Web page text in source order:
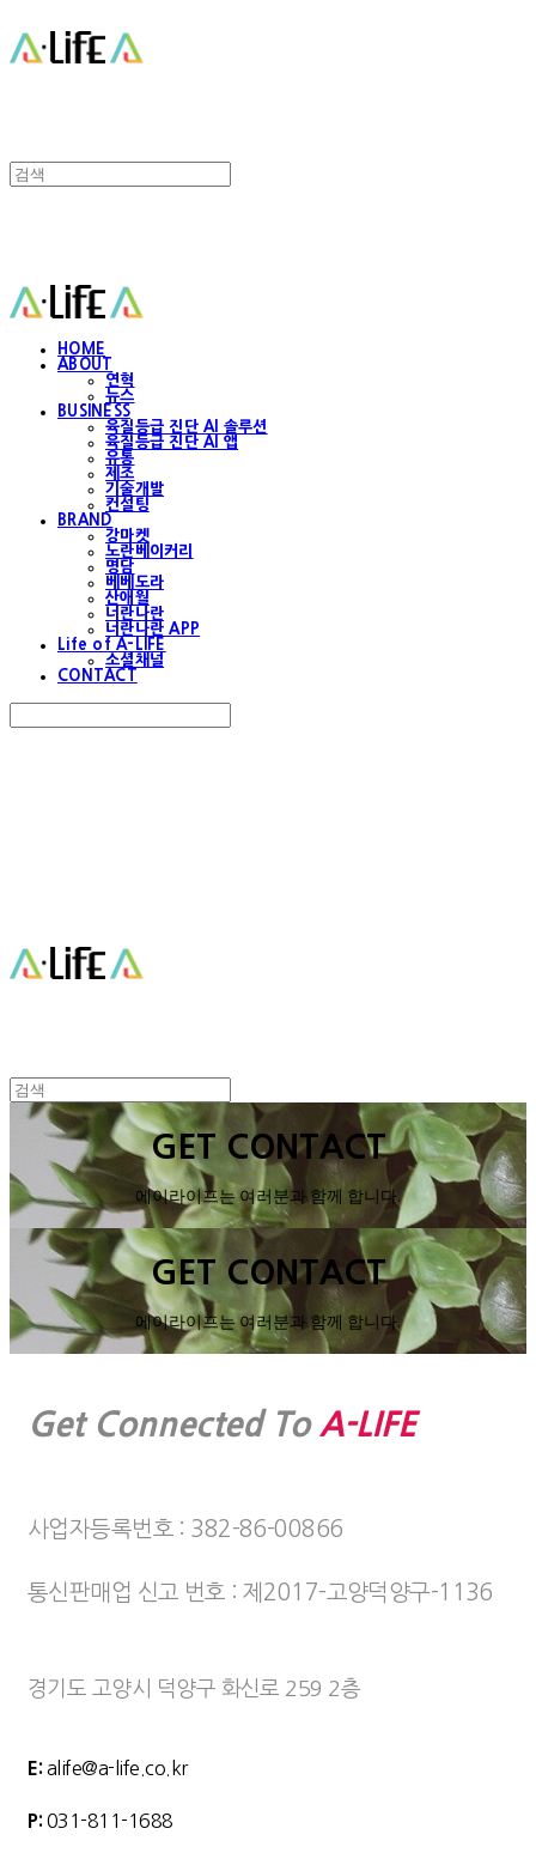
HOME
ABOUT
연혁
뉴스
BUSINESS
육질등급 진단 AI 솔루션
육질등급 진단 AI 앱
유통
제조
기술개발
컨설팅
BRAND
강마켓
노란베이커리
명담
베베도라
산애월
너란나란
너란나란 APP
Life of A-LIFE
소셜채널
CONTACT
GET CONTACT
에이라이프는 여러분과 함께 합니다.
GET CONTACT
에이라이프는 여러분과 함께 합니다.
Get Connected To A-LIFE
사업자등록번호 : 382-86-00866
통신판매업 신고 번호 : 제2017-고양덕양구-1136
경기도 고양시 덕양구 화신로 259 2층
E: alife@a-life.co.kr
P: 031-811-1688